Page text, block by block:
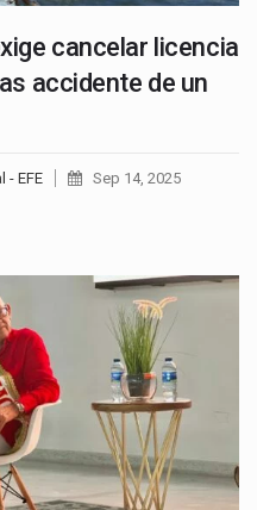
cancelar licencia
accidente de un
- EFE Sep 14, 2025